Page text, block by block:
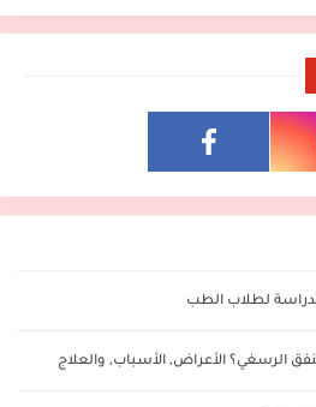
لطلاب الطب
الرسغي؟ الأعراض, الأسباب, والعلاج